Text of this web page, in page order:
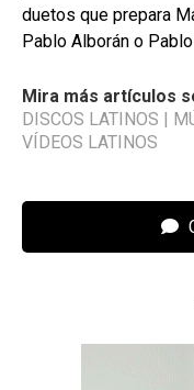
duetos que prepara
Pablo Alborán o
Mira más artículos
DISCOS LATINOS |
VÍDEOS LATINOS